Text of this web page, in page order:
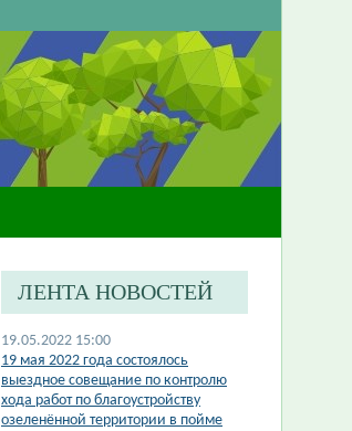
ЛЕНТА НОВОСТЕЙ
19.05.2022 15:00
19 мая 2022 года состоялось
выездное совещание по контролю
хода работ по благоустройству
озеленённой территории в пойме